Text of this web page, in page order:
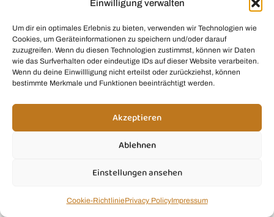
Einwilligung verwalten
Um dir ein optimales Erlebnis zu bieten, verwenden wir Technologien wie
Cookies, um Geräteinformationen zu speichern und/oder darauf
zuzugreifen. Wenn du diesen Technologien zustimmst, können wir Daten
wie das Surfverhalten oder eindeutige IDs auf dieser Website verarbeiten.
Wenn du deine Einwillligung nicht erteilst oder zurückziehst, können
bestimmte Merkmale und Funktionen beeinträchtigt werden.
Akzeptieren
Ablehnen
Einstellungen ansehen
Cookie-RichtliniePrivacy PolicyImpressum
Office-
partner.de
Fragen?
Rezepten oder möchtest uns einfach etwas